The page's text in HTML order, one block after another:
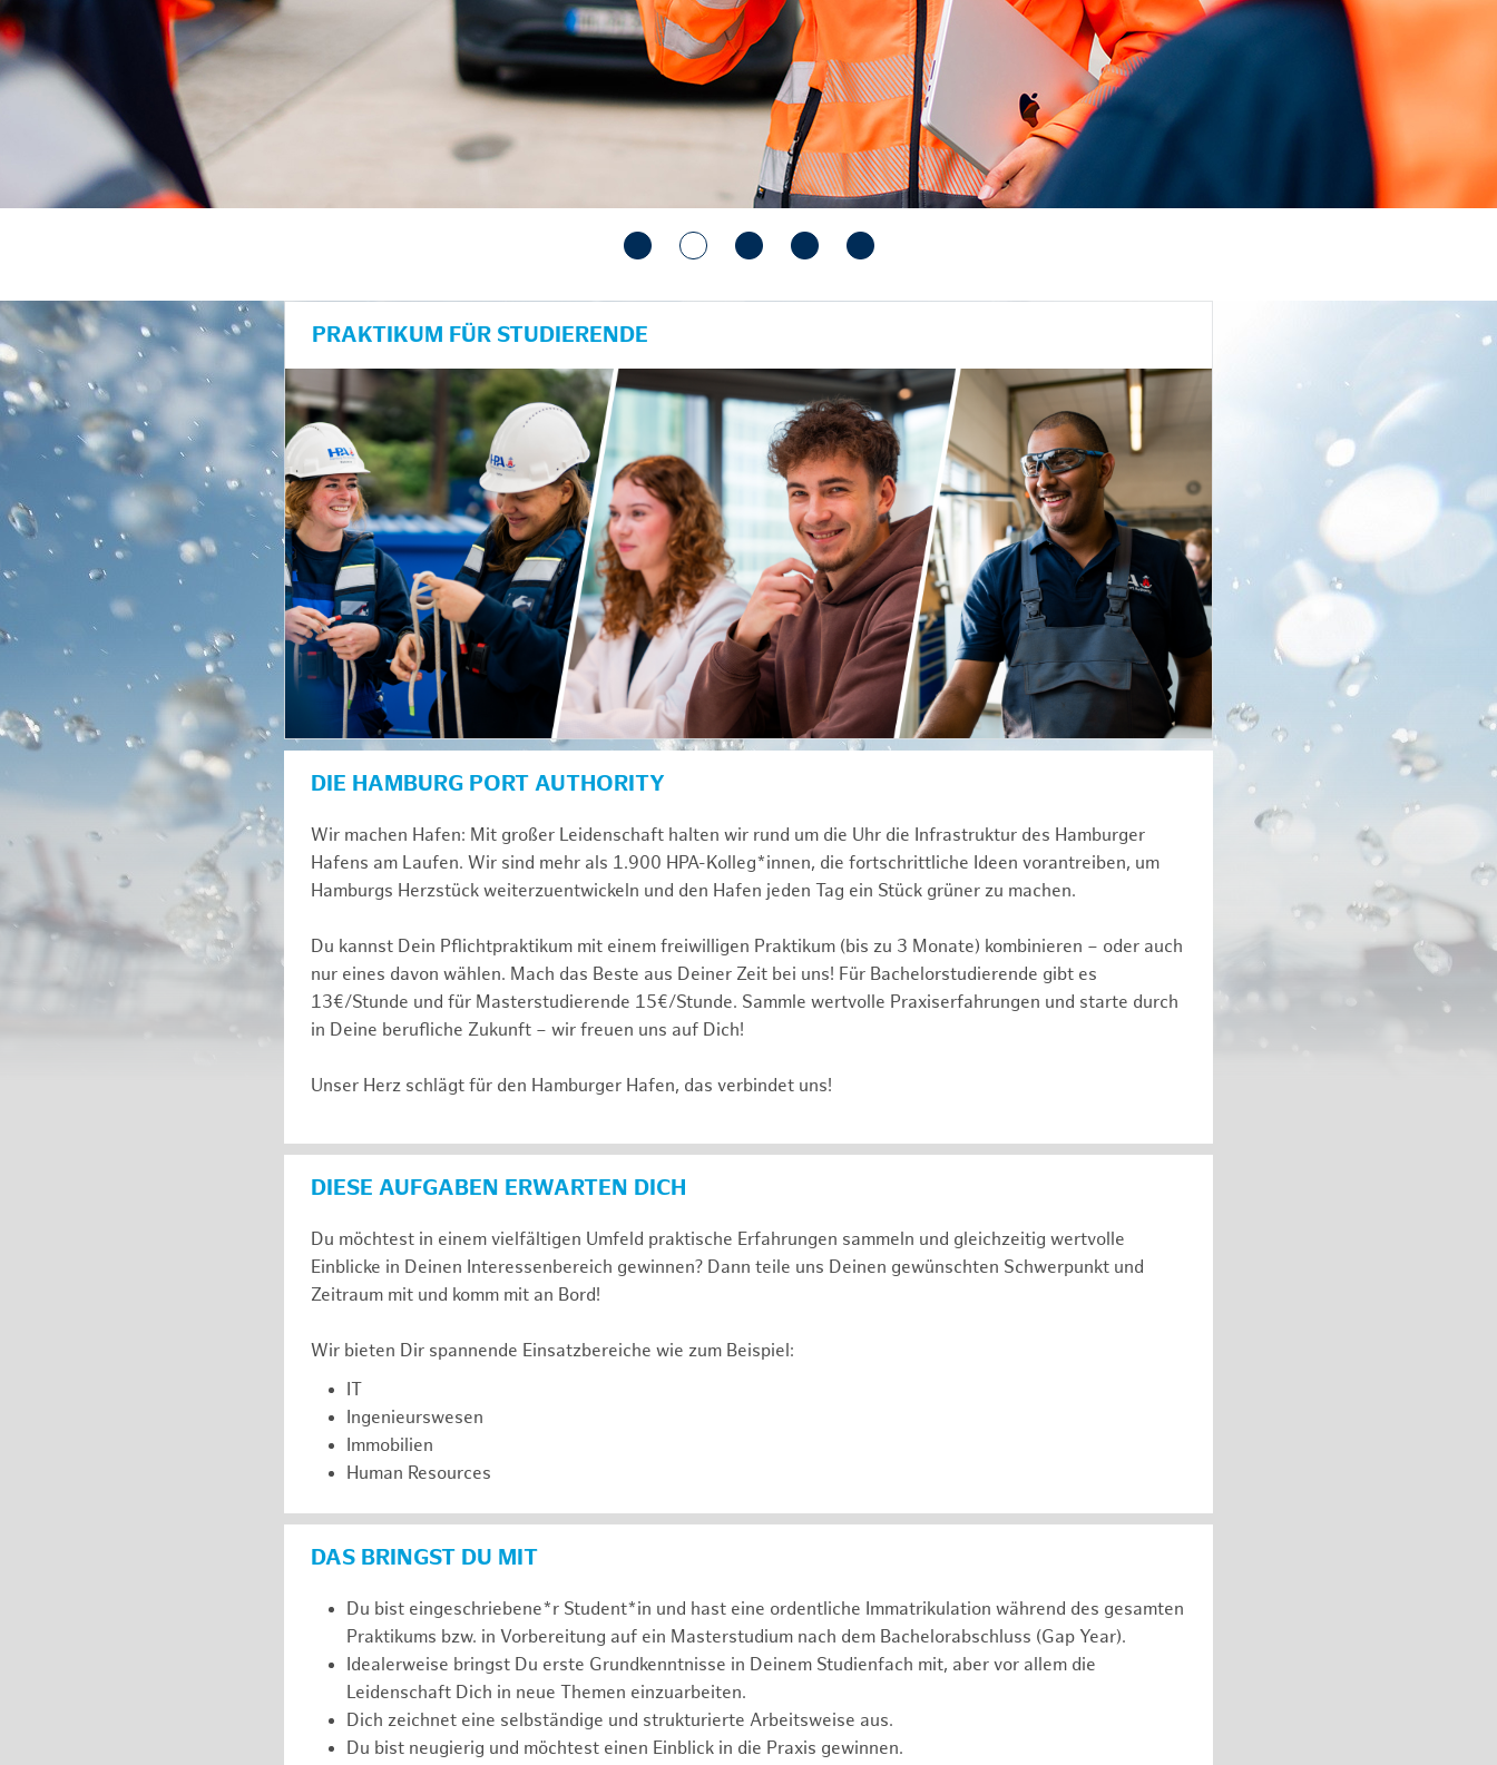
anzeigen/schließen
PRAKTIKUM FÜR STUDIERENDE
DIE HAMBURG PORT AUTHORITY
Wir machen Hafen: Mit großer Leidenschaft halten wir rund um die Uhr die Infrastruktur des Hamburger
Hafens am Laufen. Wir sind mehr als 1.900 HPA-Kolleg*innen, die fortschrittliche Ideen vorantreiben, um
Hamburgs Herzstück weiterzuentwickeln und den Hafen jeden Tag ein Stück grüner zu machen.
Du kannst Dein Pflichtpraktikum mit einem freiwilligen Praktikum (bis zu 3 Monate) kombinieren – oder auch
nur eines davon wählen. Mach das Beste aus Deiner Zeit bei uns! Für Bachelorstudierende gibt es
13€/Stunde und für Masterstudierende 15€/Stunde. Sammle wertvolle Praxiserfahrungen und starte durch
in Deine berufliche Zukunft – wir freuen uns auf Dich!
Unser Herz schlägt für den Hamburger Hafen, das verbindet uns!
DIESE AUFGABEN ERWARTEN DICH
Du möchtest in einem vielfältigen Umfeld praktische Erfahrungen sammeln und gleichzeitig wertvolle
Einblicke in Deinen Interessenbereich gewinnen? Dann teile uns Deinen gewünschten Schwerpunkt und
Zeitraum mit und komm mit an Bord!
Wir bieten Dir spannende Einsatzbereiche wie zum Beispiel:
IT
Ingenieurswesen
Immobilien
Human Resources
DAS BRINGST DU MIT
Du bist eingeschriebene*r Student*in und hast eine ordentliche Immatrikulation während des gesamten
Praktikums bzw. in Vorbereitung auf ein Masterstudium nach dem Bachelorabschluss (Gap Year).
Idealerweise bringst Du erste Grundkenntnisse in Deinem Studienfach mit, aber vor allem die
Leidenschaft Dich in neue Themen einzuarbeiten.
Dich zeichnet eine selbständige und strukturierte Arbeitsweise aus.
Du bist neugierig und möchtest einen Einblick in die Praxis gewinnen.